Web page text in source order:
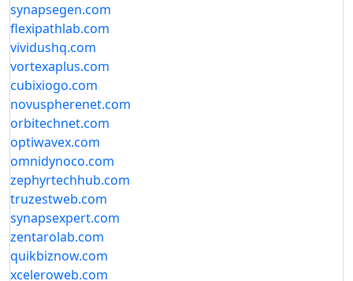
synapsegen.com
flexipathlab.com
vividushq.com
vortexaplus.com
cubixiogo.com
novuspherenet.com
orbitechnet.com
optiwavex.com
omnidynoco.com
zephyrtechhub.com
truzestweb.com
synapsexpert.com
zentarolab.com
quikbiznow.com
xceleroweb.com